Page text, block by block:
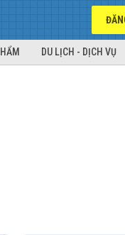
DU LỊCH - DỊCH VỤ